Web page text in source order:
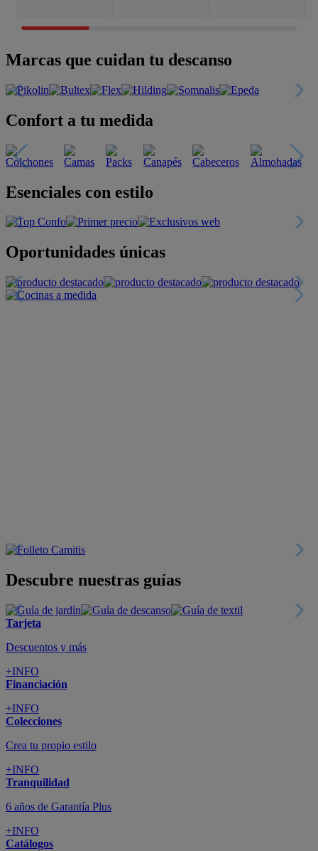
Marcas que cuidan tu descanso
Confort a tu medida
Esenciales con estilo
Oportunidades únicas
Descubre nuestras guías
Tarjeta
Descuentos y más
+INFO
Financiación
+INFO
Colecciones
Crea tu propio estilo
+INFO
Tranquilidad
6 años de Garantía Plus
+INFO
Catálogos